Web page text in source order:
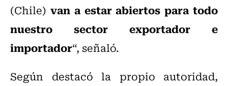
(Chile) van a estar abiertos para todo
nuestro sector exportador e
importador“, señaló.
Según destacó la propio autoridad,